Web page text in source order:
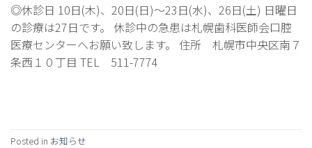
◎休診日 10日(木)、20日(日)～23日(水)、26日(土) 日曜日
の診療は27日です。 休診中の急患は札幌歯科医師会口腔
医療センターへお願い致します。 住所 札幌市中央区南７
条西１０丁目 TEL 511-7774
Posted in お知らせ